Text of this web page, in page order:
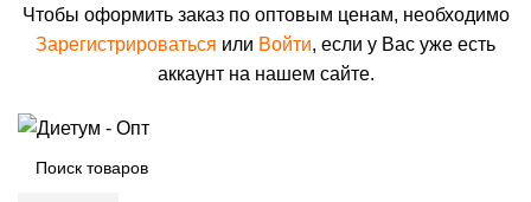
Чтобы оформить заказ по оптовым ценам, необходимо
Зарегистрироваться или Войти, если у Вас уже есть
аккаунт на нашем сайте.